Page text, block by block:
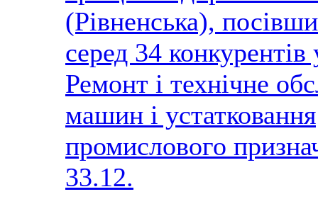
(Рівненська),
серед 34 конкурентів
Ремонт і технічне
машин і устатковання
промислового
33.12.